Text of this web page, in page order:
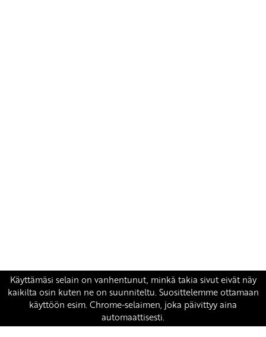
Sähköposti:skp@skp.fi
SKP on Euroopan Vasemmistopuolueen jäsen.